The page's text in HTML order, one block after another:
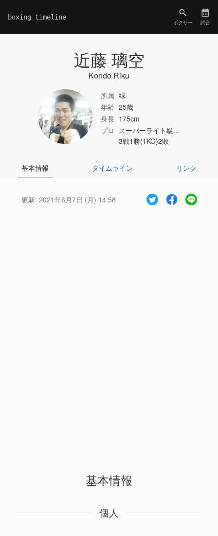
boxing timeline
ボクサー 試合
近藤 璃空
Kondo Riku
所属 緑
年齢 25歳
身長 175cm
プロ スーパーライト級…
3戦1勝(1KO)2敗
基本情報 タイムライン リンク
更新: 2021年6月7日 (月) 14:58
基本情報
個人